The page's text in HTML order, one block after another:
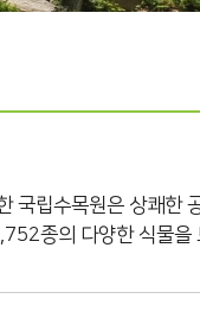
립수목원은 상쾌한
종의 다양한 식물